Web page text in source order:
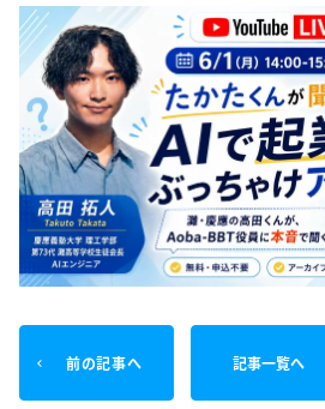
前の記事へ 記事一覧へ